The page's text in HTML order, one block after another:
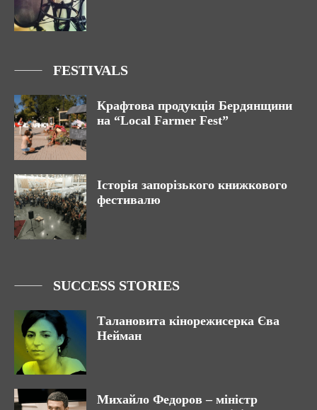
FESTIVALS
Крафтова продукція Бердянщини
на “Local Farmer Fest”
Історія запорізького книжкового
фестивалю
SUCCESS STORIES
Талановита кінорежисерка Єва
Нейман
Михайло Федоров – міністр